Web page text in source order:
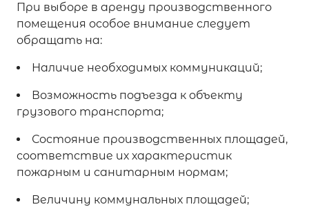
При выборе в аренду производственного
помещения особое внимание следует
обращать на:
Наличие необходимых коммуникаций;
Возможность подъезда к объекту
грузового транспорта;
Состояние производственных площадей,
соответствие их характеристик
пожарным и санитарным нормам;
Величину коммунальных площадей;